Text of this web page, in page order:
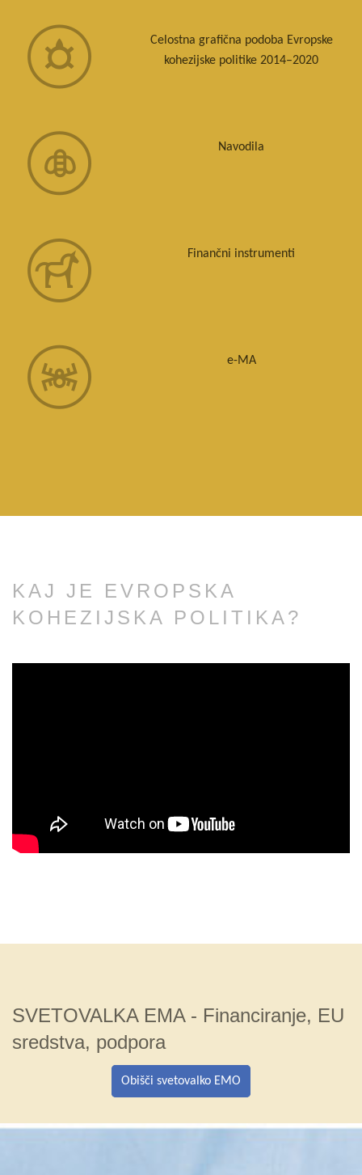
Celostna grafična podoba Evropske
kohezijske politike 2014–2020
Navodila
Finančni instrumenti
e-MA
KAJ JE EVROPSKA
KOHEZIJSKA POLITIKA?
SVETOVALKA EMA - Financiranje, EU
sredstva, podpora
Obišči svetovalko EMO